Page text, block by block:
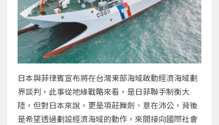
日本與菲律賓宣布將在台灣東部海域啟動經濟海域劃
界談判，此事從地緣戰略來看，是日菲聯手制衡大
陸，但對日本來說，更是項莊舞劍、意在沛公，背後
是希望透過劃設經濟海域的動作，來間接向國際社會